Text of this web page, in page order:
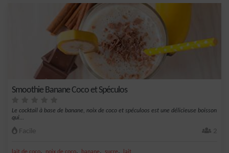
Smoothie Banane Coco et Spéculos
Le cocktail à base de banane, noix de coco et spéculoos est une délicieuse boisson
qui...
Facile 2